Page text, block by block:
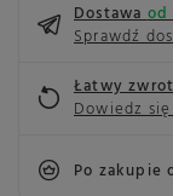
Dostawaod
Sprawdź
Łatwy
Dowiedz
Po zakupie